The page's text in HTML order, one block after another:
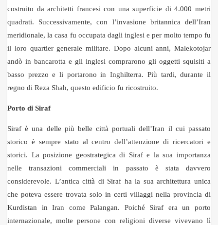
costruito da architetti francesi con una superficie di 4.000 metri
quadrati. Successivamente, con l’invasione britannica dell’Iran
meridionale, la casa fu occupata dagli inglesi e per molto tempo fu
il loro quartier generale militare. Dopo alcuni anni, Malekotojar
andò in bancarotta e gli inglesi comprarono gli oggetti squisiti a
basso prezzo e li portarono in Inghilterra. Più tardi, durante il
regno di Reza Shah, questo edificio fu ricostruito.
Porto di Siraf
Siraf è una delle più belle città portuali dell’Iran il cui passato
storico è sempre stato al centro dell’attenzione di ricercatori e
storici. La posizione geostrategica di Siraf e la sua importanza
nelle transazioni commerciali in passato è stata davvero
considerevole. L’antica città di Siraf ha la sua architettura unica
che poteva essere trovata solo in certi villaggi nella provincia di
Kurdistan in Iran come Palangan. Poiché Siraf era un porto
internazionale, molte persone con religioni diverse vivevano lì